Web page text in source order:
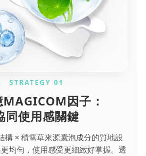
STRATEGY 01
因子：
同使用感關鍵
構 × 積雪草來源囊泡成分的質地設
均勻，使用感受更細緻好掌握。透